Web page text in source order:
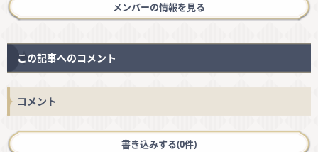
メンバーの情報を見る
この記事へのコメント
コメント
書き込みする(0件)